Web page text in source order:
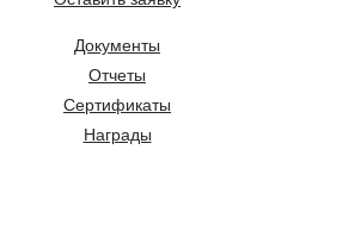
Документы
Отчеты
Сертификаты
Награды